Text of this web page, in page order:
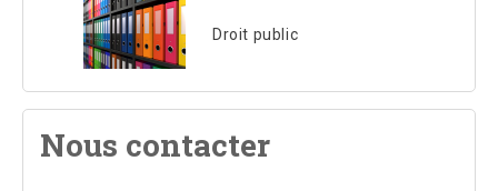
Droit public
Nous contacter